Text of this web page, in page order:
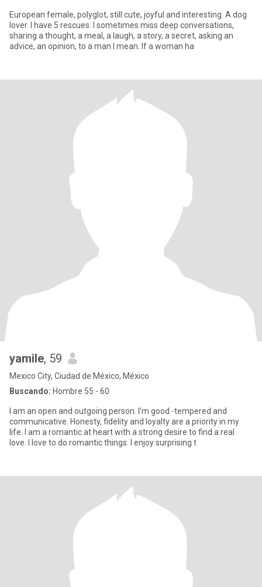
European female, polyglot, still cute, joyful and interesting. A dog
lover. I have 5 rescues. I sometimes miss deep conversations,
sharing a thought, a meal, a laugh, a story, a secret, asking an
advice, an opinion, to a man I mean. If a woman ha
yamile, 59
Mexico City, Ciudad de México, México
Buscando: Hombre 55 - 60
I am an open and outgoing person. I’m good -tempered and
communicative. Honesty, fidelity and loyalty are a priority in my
life. I am a romantic at heart with a strong desire to find a real
love. I love to do romantic things. I enjoy surprising t